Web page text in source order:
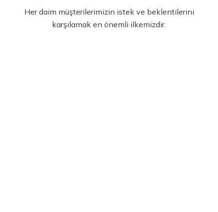
Her daim müşterilerimizin istek ve beklentilerini
karşılamak en önemli ilkemizdir.